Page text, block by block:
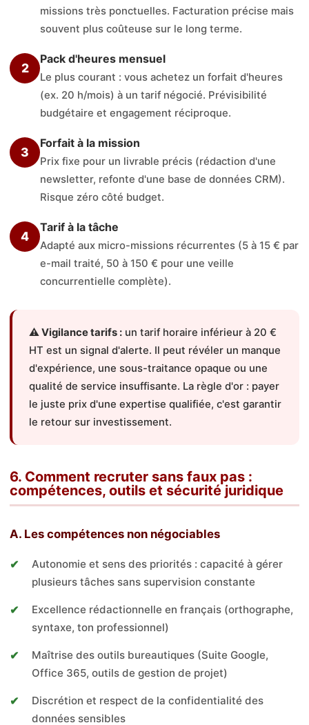
missions très ponctuelles. Facturation précise mais
souvent plus coûteuse sur le long terme.
2
Pack d'heures mensuel
Le plus courant : vous achetez un forfait d'heures
(ex. 20 h/mois) à un tarif négocié. Prévisibilité
budgétaire et engagement réciproque.
3
Forfait à la mission
Prix fixe pour un livrable précis (rédaction d'une
newsletter, refonte d'une base de données CRM).
Risque zéro côté budget.
4
Tarif à la tâche
Adapté aux micro-missions récurrentes (5 à 15 € par
e-mail traité, 50 à 150 € pour une veille
concurrentielle complète).
⚠️ Vigilance tarifs : un tarif horaire inférieur à 20 €
HT est un signal d'alerte. Il peut révéler un manque
d'expérience, une sous-traitance opaque ou une
qualité de service insuffisante. La règle d'or : payer
le juste prix d'une expertise qualifiée, c'est garantir
le retour sur investissement.
6. Comment recruter sans faux pas :
compétences, outils et sécurité juridique
A. Les compétences non négociables
Autonomie et sens des priorités : capacité à gérer
plusieurs tâches sans supervision constante
Excellence rédactionnelle en français (orthographe,
syntaxe, ton professionnel)
Maîtrise des outils bureautiques (Suite Google,
Office 365, outils de gestion de projet)
Discrétion et respect de la confidentialité des
données sensibles